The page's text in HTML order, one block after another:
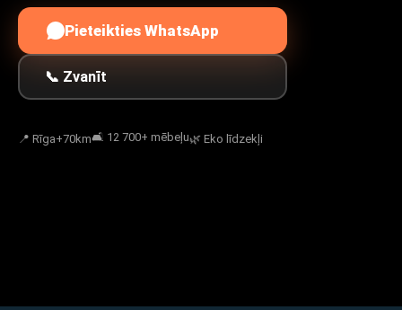
Pieteikties WhatsApp
📞 Zvanīt
📍 Rīga+70km🛋️ 12 700+ mēbeļu🌿 Eko līdzekļi